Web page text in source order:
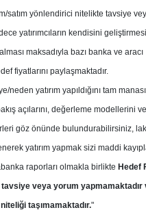
TL'den 390 TL'ye
kâr açıkladı ve 68 milyon
zararı ve yüksek
euroya yükseldi,
satım yönlendirici nitelikte tavsiye
yatırımcıların kendisini
maksadıyla bazı banka ve aracı
fiyatlarını paylaşmaktadır.
yatırım yapıldığını tam
açılarını, değerleme modellerini
göz önünde bulundurabilirsiniz,
yatırım yapmak sizi maddi
raporları olmakla birlikte Hedef
veya yorum yapmamaktadır
taşımamaktadır."